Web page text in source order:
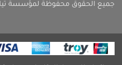
جميع الحقوق محفوظة لمؤسسة تيا